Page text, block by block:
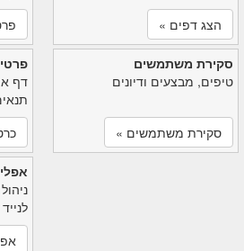
הצג דפים »
דף
סקירת משתמשים
טיפים, מבצעים ודיונים
סקירת משתמשים »
לנייד